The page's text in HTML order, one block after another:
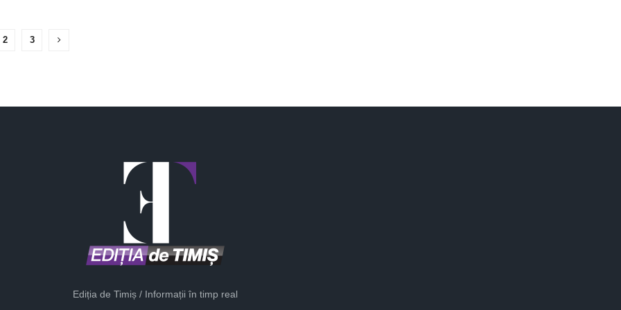
2 3
Ediția de Timiș / Informații în timp real